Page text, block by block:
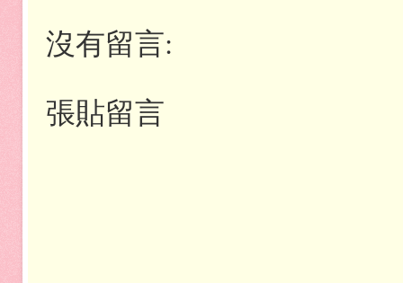
沒有留言:
張貼留言